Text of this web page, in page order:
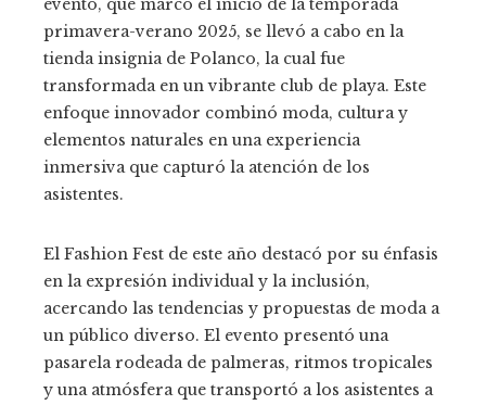
evento, que marcó el inicio de la temporada
primavera-verano 2025, se llevó a cabo en la
tienda insignia de Polanco, la cual fue
transformada en un vibrante club de playa. Este
enfoque innovador combinó moda, cultura y
elementos naturales en una experiencia
inmersiva que capturó la atención de los
asistentes.
El Fashion Fest de este año destacó por su énfasis
en la expresión individual y la inclusión,
acercando las tendencias y propuestas de moda a
un público diverso. El evento presentó una
pasarela rodeada de palmeras, ritmos tropicales
y una atmósfera que transportó a los asistentes a